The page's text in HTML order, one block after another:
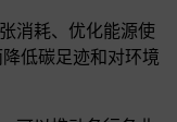
消耗、优化能源使
低碳足迹和对环境